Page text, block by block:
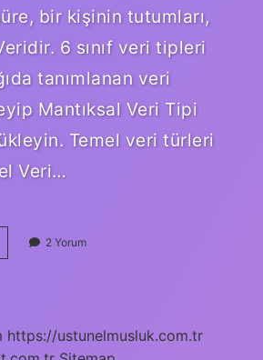
bir kişinin tutumları,
6 sınıf veri tipleri
tanımlanan veri
Mantıksal Veri Tipi
Temel veri türleri
Veri…
2 Yorum
https://ustunelmusluk.com.tr